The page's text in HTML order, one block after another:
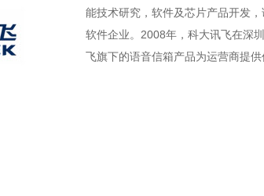
能技术研究，软件及芯片产品开发
软件企业。2008年，科大讯飞在深
飞旗下的语音信箱产品为运营商提供